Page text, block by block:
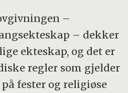
–
– dekker
ekteskap, og det er
regler som gjelder
fester og religiøse